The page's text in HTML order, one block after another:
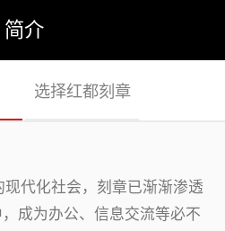
简介
选择红都刻章
代化社会，刻章已渐渐渗透
成为办公、信息交流等必不